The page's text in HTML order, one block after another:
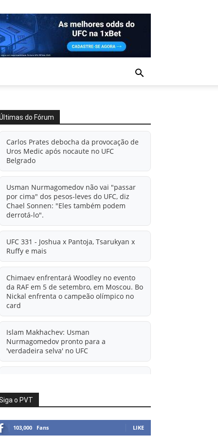
do Fórum
Carlos Prates debocha da provocação de
Uros Medic após nocaute no UFC
Belgrado
Usman Nurmagomedov não vai "passar
por cima" dos pesos-leves do UFC, diz
Chael Sonnen: "Eles também podem
derrotá-lo".
UFC 331 - Joshua x Pantoja, Tsarukyan x
Ruffy e mais
Chimaev enfrentará Woodley no evento
da RAF em 5 de setembro, em Moscou. Bo
Nickal enfrenta o campeão olímpico no
card
Islam Makhachev: Usman
Nurmagomedov pronto para a
'verdadeira selva' no UFC
informações sobre possível mudança
para o UFC após novas negociações.
Islam Makhachev: Há concorrentes
o PVT
103,000 Fans LIKE